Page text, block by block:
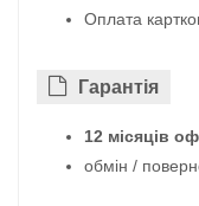
Оплата
Гарантiя
12 місяців
обмін /